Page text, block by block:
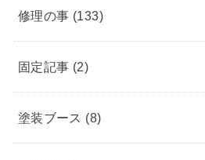
修理の事 (133)
固定記事 (2)
塗装ブース (8)